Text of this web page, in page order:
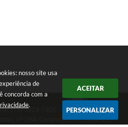
nosso site usa
de
concorda com a
.
ACEITAR
PERSONALIZAR
(19) 3826-7800
nº 394, Centro | CEP: 13280-091